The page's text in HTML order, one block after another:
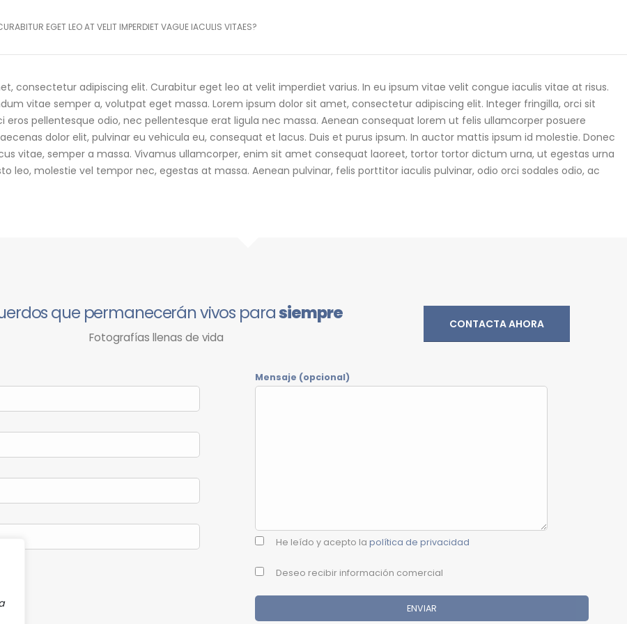
EGET LEO AT VELIT IMPERDIET VAGUE IACULIS VITAES?
consectetur adipiscing elit. Curabitur eget leo at velit imperdiet varius. In eu ipsum vitae velit congue iaculis vitae at risus.
vitae semper a, volutpat eget massa. Lorem ipsum dolor sit amet, consectetur adipiscing elit. Integer fringilla, orci sit
eros pellentesque odio, nec pellentesque erat ligula nec massa. Aenean consequat lorem ut felis ullamcorper posuere
dolor elit, pulvinar eu vehicula eu, consequat et lacus. Duis et purus ipsum. In auctor mattis ipsum id molestie. Donec
vitae, semper a massa. Vivamus ullamcorper, enim sit amet consequat laoreet, tortor tortor dictum urna, ut egestas urna
leo, molestie vel tempor nec, egestas at massa. Aenean pulvinar, felis porttitor iaculis pulvinar, odio orci sodales odio, ac
que permanecerán vivos parasiempre
Fotografías llenas de vida
CONTACTA AHORA
Mensaje (opcional)
He leído y acepto lapolítica de privacidad
Deseo recibir información comercial